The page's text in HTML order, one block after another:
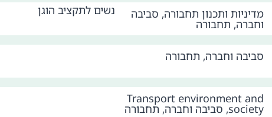
מדיניות ותכנון תחבורה, סביבה
וחברה, תחבורה
נשים לתקציב הוגן
סביבה וחברה, תחבורה
Transport environment and
society
, סביבה וחברה, תחבורה